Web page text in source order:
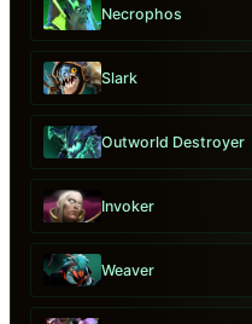
Necrophos
Slark
Outworld Destroyer
Invoker
Weaver